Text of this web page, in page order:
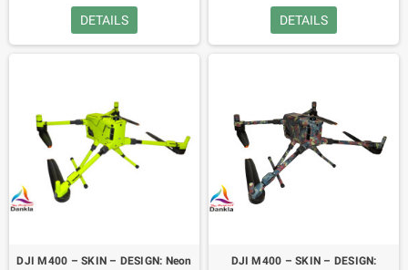
DETAILS DETAILS
DJI M400 – SKIN – DESIGN: Neon
DJI M400 – SKIN – DESIGN: